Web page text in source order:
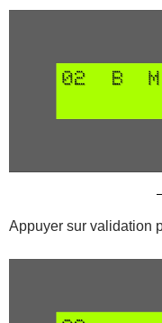
Appuyer sur validation